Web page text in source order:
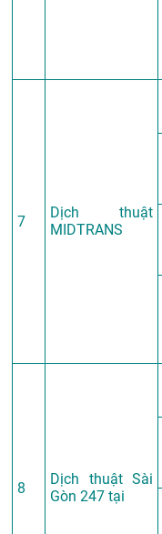
7
Dịch thuật
MIDTRANS
8
Dịch thuật Sài
Gòn 247 tại